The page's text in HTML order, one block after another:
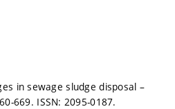
in sewage sludge disposal –
669. ISSN: 2095-0187.